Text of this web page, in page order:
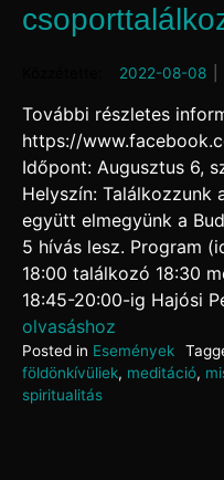
2022-08-08by
További részletes
https://
Időpont: Augusztus 6,
Helyszín: Találkozzunk
együtt elmegyünk a
5 hívás lesz. Program
18:00 találkozó 18:30
18:45-20:00-ig Hajósi
olvasáshoz
Posted in Események
földönkívüliek, meditáció,
spiritualitás